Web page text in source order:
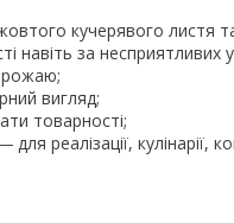
кучерявого листя
за несприятливих
вигляд;
товарності;
реалізації, кулінарії,